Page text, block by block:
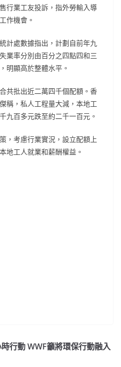
行業工友投訴，指外勞輸入導
作機會。
計處數據指出，計劃自前年九
業率分別由百分之四點四和三
明顯高於整體水平。
共批出近二萬四千個配額。香
稱，私人工程量大減，本地工
九百多元跌至約二千一百元。
，考慮行業實況，設立配額上
地工人就業和薪酬權益。
行動 WWF籲將環保行動融入